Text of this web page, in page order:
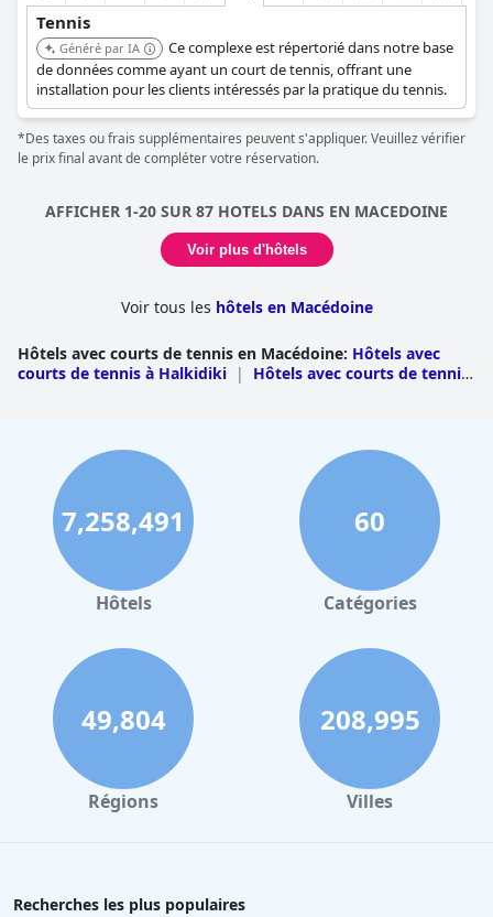
Tennis
Généré par IA
Ce complexe est répertorié dans notre base
de données comme ayant un court de tennis, offrant une
installation pour les clients intéressés par la pratique du tennis.
*Des taxes ou frais supplémentaires peuvent s'appliquer. Veuillez vérifier
le prix final avant de compléter votre réservation.
AFFICHER 1-20 SUR 87 HOTELS DANS EN MACEDOINE
Voir plus d'hôtels
Voir tous les hôtels en Macédoine
Hôtels avec courts de tennis en Macédoine: Hôtels avec
courts de tennis à Halkidiki |
Hôtels avec courts de tennis
avec courts de tennis dans Drama
Hôtels avec courts de
tennis à Florina
Hôtels avec courts de tennis à
Kozani
Hôtels avec courts de tennis à Imathia
Hôtels
avec courts de tennis à Pella
Hôtels avec courts de tennis
à Serres7,258,491
Hôtels
60
Catégories
49,804
Régions
208,995
Villes
Recherches les plus populaires